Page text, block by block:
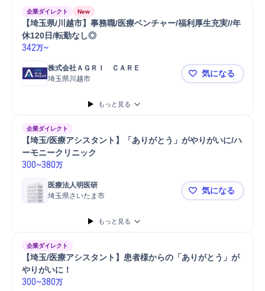
企業ダイレクト New
【埼玉県/川越市】事務職/医療ベンチャー/福利厚生充実//年
休120日/転勤なし◎
342万~
株式会社ＡＧＲＩ　ＣＡＲＥ
埼玉県川越市
【埼玉県/
気になる
もっと見る
企業ダイレクト
【埼玉/医療アシスタント】「ありがとう」がやりがいに/ハ
ーモニークリニック
300~380万
医療法人明医研
埼玉県さいたま市
【埼玉/医療
気になる
もっと見る
企業ダイレクト
【埼玉/医療アシスタント】患者様からの「ありがとう」が
やりがいに！
300~380万